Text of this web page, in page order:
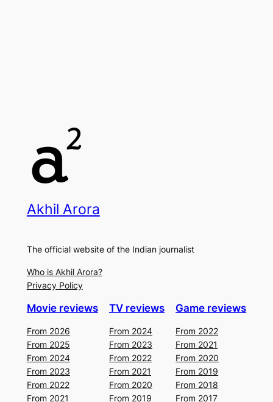
Akhil Arora
The official website of the Indian journalist
Who is Akhil Arora?
Privacy Policy
Movie reviews
From 2026
From 2025
From 2024
From 2023
From 2022
From 2021
TV reviews
From 2024
From 2023
From 2022
From 2021
From 2020
From 2019
Game reviews
From 2022
From 2021
From 2020
From 2019
From 2018
From 2017